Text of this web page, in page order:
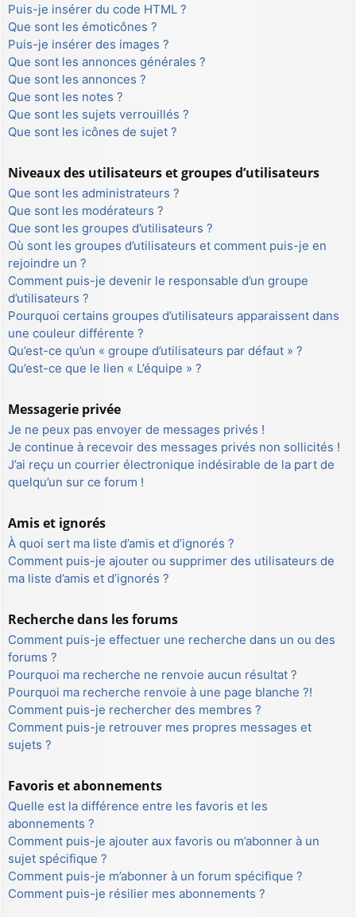
Puis-je insérer du code HTML ?
Que sont les émoticônes ?
Puis-je insérer des images ?
Que sont les annonces générales ?
Que sont les annonces ?
Que sont les notes ?
Que sont les sujets verrouillés ?
Que sont les icônes de sujet ?
Niveaux des utilisateurs et groupes d’utilisateurs
Que sont les administrateurs ?
Que sont les modérateurs ?
Que sont les groupes d’utilisateurs ?
Où sont les groupes d’utilisateurs et comment puis-je en
rejoindre un ?
Comment puis-je devenir le responsable d’un groupe
d’utilisateurs ?
Pourquoi certains groupes d’utilisateurs apparaissent dans
une couleur différente ?
Qu’est-ce qu’un « groupe d’utilisateurs par défaut » ?
Qu’est-ce que le lien « L’équipe » ?
Messagerie privée
Je ne peux pas envoyer de messages privés !
Je continue à recevoir des messages privés non sollicités !
J’ai reçu un courrier électronique indésirable de la part de
quelqu’un sur ce forum !
Amis et ignorés
À quoi sert ma liste d’amis et d’ignorés ?
Comment puis-je ajouter ou supprimer des utilisateurs de
ma liste d’amis et d’ignorés ?
Recherche dans les forums
Comment puis-je effectuer une recherche dans un ou des
forums ?
Pourquoi ma recherche ne renvoie aucun résultat ?
Pourquoi ma recherche renvoie à une page blanche ?!
Comment puis-je rechercher des membres ?
Comment puis-je retrouver mes propres messages et
sujets ?
Favoris et abonnements
Quelle est la différence entre les favoris et les
abonnements ?
Comment puis-je ajouter aux favoris ou m’abonner à un
sujet spécifique ?
Comment puis-je m’abonner à un forum spécifique ?
Comment puis-je résilier mes abonnements ?